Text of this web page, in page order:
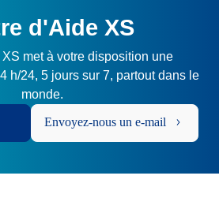
d'Aide XS
XS met à votre disposition une
h/24, 5 jours sur 7, partout dans le
monde.
Envoyez-nous un e-mail